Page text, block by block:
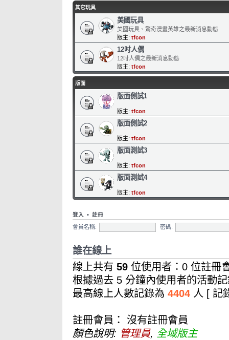
其它玩具
美國玩具
美國玩具、驚奇漫畫英雄之最新消息動態
版主: tfcon
12吋人偶
12吋人偶之最新消息動態
版主: tfcon
版面
版面側試1
版主: tfcon
版面側試2
版主: tfcon
版面測試3
版主: tfcon
版面測試4
版主: tfcon
登入 • 註冊
會員名稱:
密碼:
誰在線上
線上共有 59 位使用者：0 位註冊
根據過去 5 分鐘內使用者的活動
最高線上人數記錄為 4404 人 [ 記
註冊會員： 沒有註冊會員
顏色說明: 管理員, 全域版主